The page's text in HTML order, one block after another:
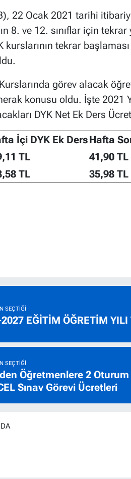
22 Ocak 2021 tarihi
8. ve 12. sınıflar için
kurslarının tekrar
görev alacak
konusu oldu. İşte 2021
DYK Net Ek Ders
İçiDYK Ek DersHafta
TL
41,90 TL
TL 35,98 TL
SEÇTIĞI
EĞİTİM ÖĞRETİM
SEÇTIĞI
Öğretmenlere 2 Oturum
Sınav Görevi Ücretleri